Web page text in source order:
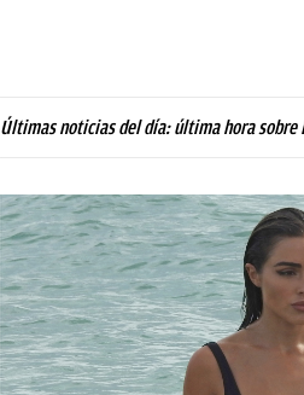
Últimas noticias del día: última hora sobre